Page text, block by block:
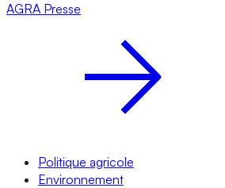
AGRA Presse
Politique agricole
Environnement